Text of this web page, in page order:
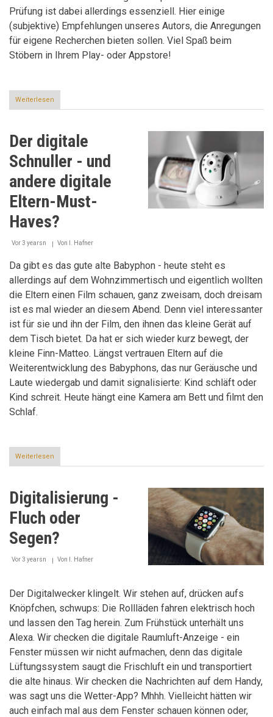
Prüfung ist dabei allerdings essenziell. Hier einige
(subjektive) Empfehlungen unseres Autors, die Anregungen
für eigene Recherchen bieten sollen. Viel Spaß beim
Stöbern in Ihrem Play- oder Appstore!
Weiterlesen
Digitale
den
nachhaltigen
Alltag
Der digitale
Schnuller - und
andere digitale
Eltern-Must-
Haves?
Vor 3 yearsn Von I. Hafner
Da gibt es das gute alte Babyphon - heute steht es
allerdings auf dem Wohnzimmertisch und eigentlich wollten
die Eltern einen Film schauen, ganz zweisam, doch dreisam
ist es mal wieder an diesem Abend. Denn viel interessanter
ist für sie und ihn der Film, den ihnen das kleine Gerät auf
dem Tisch bietet. Da hat er sich wieder kurz bewegt, der
kleine Finn-Matteo. Längst vertrauen Eltern auf die
Weiterentwicklung des Babyphons, das nur Geräusche und
Laute wiedergab und damit signalisierte: Kind schläft oder
Kind schreit. Heute hängt eine Kamera am Bett und filmt den
Schlaf.
Weiterlesen
Der
andere
Eltern-
Haves?
Digitalisierung -
Fluch oder
Segen?
Vor 3 yearsn Von I. Hafner
Der Digitalwecker klingelt. Wir stehen auf, drücken aufs
Knöpfchen, schwups: Die Rollläden fahren elektrisch hoch
und lassen den Tag herein. Zum Frühstück unterhält uns
Alexa. Wir checken die digitale Raumluft-Anzeige - ein
Fenster müssen wir nicht aufmachen, denn das digitale
Lüftungssystem saugt die Frischluft ein und transportiert
die alte hinaus. Wir checken die Nachrichten auf dem Handy,
was sagt uns die Wetter-App? Mhhh. Vielleicht hätten wir
auch einfach mal aus dem Fenster schauen können oder,